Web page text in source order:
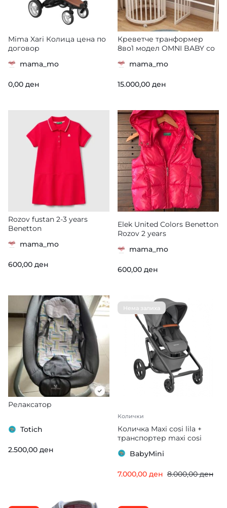
Mima Xari Колица цена по
договор
mama_mo
0,00 ден
Креветче транформер
8во1 модел OMNI BABY со
овален
mama_mo
15.000,00 ден
Rozov fustan 2-3 years
Benetton
mama_mo
600,00 ден
Elek United Colors Benetton
Rozov 2 years
mama_mo
600,00 ден
Релаксатор
Totich
2.500,00 ден
Нема залиха
Колички
Количка Maxi cosi lila +
транспортер maxi cosi
BabyMini
8.000,00ден
7.000,00 ден